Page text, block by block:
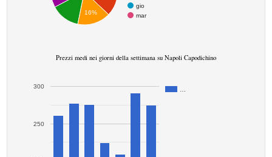
gio
mar
16%
Prezzi medi nei giorni della settimana su Napoli Capodichino
250
300